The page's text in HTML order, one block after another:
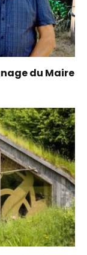
du Maire